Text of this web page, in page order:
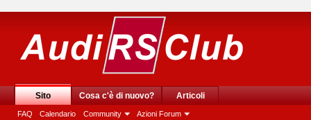
Sito
FAQ Calendario Community Azioni Forum
Cosa c'è di nuovo? Articoli